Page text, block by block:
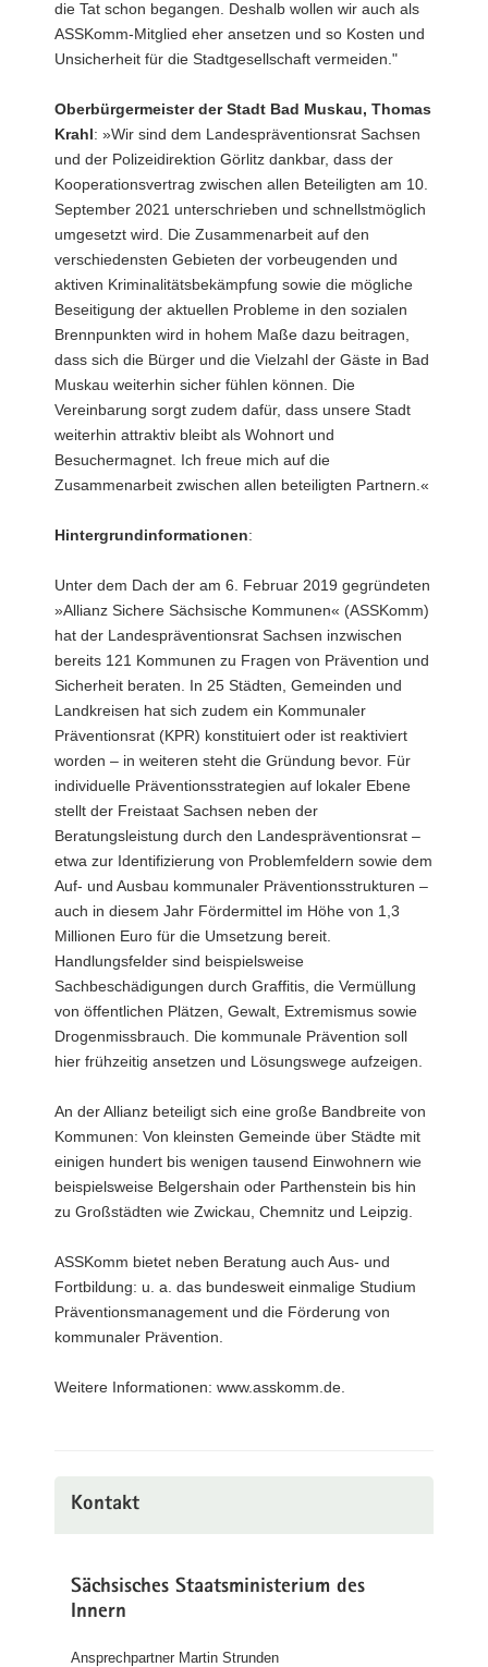
die Tat schon begangen. Deshalb wollen wir auch als
ASSKomm-Mitglied eher ansetzen und so Kosten und
Unsicherheit für die Stadtgesellschaft vermeiden."
Oberbürgermeister der Stadt Bad Muskau, Thomas
Krahl: »Wir sind dem Landespräventionsrat Sachsen
und der Polizeidirektion Görlitz dankbar, dass der
Kooperationsvertrag zwischen allen Beteiligten am 10.
September 2021 unterschrieben und schnellstmöglich
umgesetzt wird. Die Zusammenarbeit auf den
verschiedensten Gebieten der vorbeugenden und
aktiven Kriminalitätsbekämpfung sowie die mögliche
Beseitigung der aktuellen Probleme in den sozialen
Brennpunkten wird in hohem Maße dazu beitragen,
dass sich die Bürger und die Vielzahl der Gäste in Bad
Muskau weiterhin sicher fühlen können. Die
Vereinbarung sorgt zudem dafür, dass unsere Stadt
weiterhin attraktiv bleibt als Wohnort und
Besuchermagnet. Ich freue mich auf die
Zusammenarbeit zwischen allen beteiligten Partnern.«
Hintergrundinformationen:
Unter dem Dach der am 6. Februar 2019 gegründeten
»Allianz Sichere Sächsische Kommunen« (ASSKomm)
hat der Landespräventionsrat Sachsen inzwischen
bereits 121 Kommunen zu Fragen von Prävention und
Sicherheit beraten. In 25 Städten, Gemeinden und
Landkreisen hat sich zudem ein Kommunaler
Präventionsrat (KPR) konstituiert oder ist reaktiviert
worden – in weiteren steht die Gründung bevor. Für
individuelle Präventionsstrategien auf lokaler Ebene
stellt der Freistaat Sachsen neben der
Beratungsleistung durch den Landespräventionsrat –
etwa zur Identifizierung von Problemfeldern sowie dem
Auf- und Ausbau kommunaler Präventionsstrukturen –
auch in diesem Jahr Fördermittel im Höhe von 1,3
Millionen Euro für die Umsetzung bereit.
Handlungsfelder sind beispielsweise
Sachbeschädigungen durch Graffitis, die Vermüllung
von öffentlichen Plätzen, Gewalt, Extremismus sowie
Drogenmissbrauch. Die kommunale Prävention soll
hier frühzeitig ansetzen und Lösungswege aufzeigen.
An der Allianz beteiligt sich eine große Bandbreite von
Kommunen: Von kleinsten Gemeinde über Städte mit
einigen hundert bis wenigen tausend Einwohnern wie
beispielsweise Belgershain oder Parthenstein bis hin
zu Großstädten wie Zwickau, Chemnitz und Leipzig.
ASSKomm bietet neben Beratung auch Aus- und
Fortbildung: u. a. das bundesweit einmalige Studium
Präventionsmanagement und die Förderung von
kommunaler Prävention.
Weitere Informationen: www.asskomm.de.
Kontakt
Sächsisches Staatsministerium des
Innern
Ansprechpartner Martin Strunden